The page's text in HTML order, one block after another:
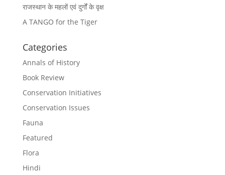
राजस्थान के महलों एवं दुर्गों के वृक्ष
A TANGO for the Tiger
Categories
Annals of History
Book Review
Conservation Initiatives
Conservation Issues
Fauna
Featured
Flora
Hindi